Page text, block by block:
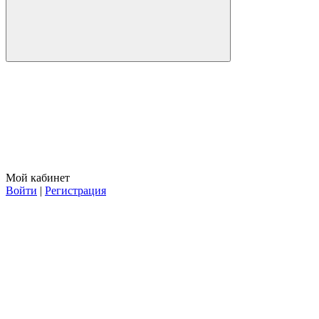
Мой кабинет
Войти | Регистрация